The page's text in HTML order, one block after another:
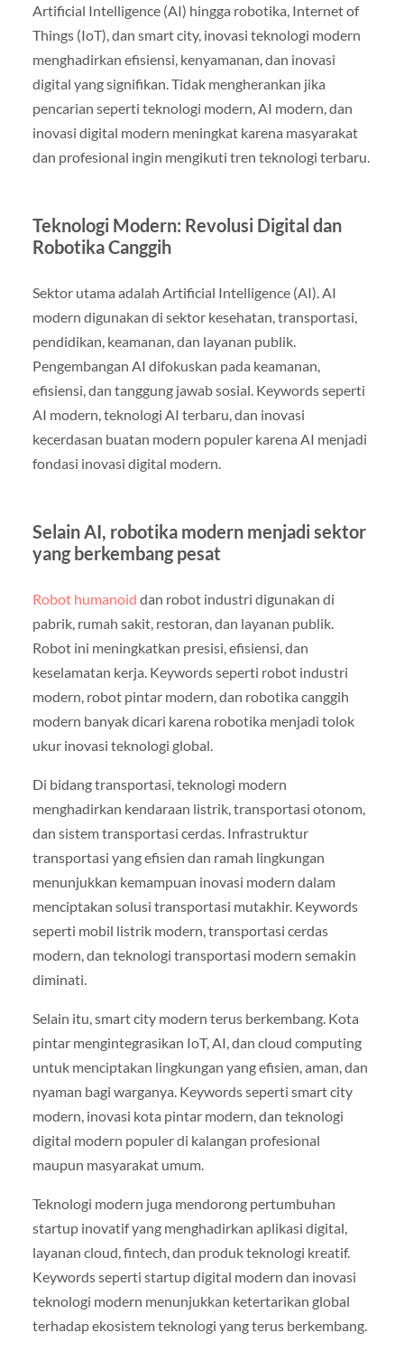
Artificial Intelligence (AI) hingga robotika, Internet of
Things (IoT), dan smart city, inovasi teknologi modern
menghadirkan efisiensi, kenyamanan, dan inovasi
digital yang signifikan. Tidak mengherankan jika
pencarian seperti teknologi modern, AI modern, dan
inovasi digital modern meningkat karena masyarakat
dan profesional ingin mengikuti tren teknologi terbaru.
Teknologi Modern: Revolusi Digital dan
Robotika Canggih
Sektor utama adalah Artificial Intelligence (AI). AI
modern digunakan di sektor kesehatan, transportasi,
pendidikan, keamanan, dan layanan publik.
Pengembangan AI difokuskan pada keamanan,
efisiensi, dan tanggung jawab sosial. Keywords seperti
AI modern, teknologi AI terbaru, dan inovasi
kecerdasan buatan modern populer karena AI menjadi
fondasi inovasi digital modern.
Selain AI, robotika modern menjadi sektor
yang berkembang pesat
Robot humanoid dan robot industri digunakan di
pabrik, rumah sakit, restoran, dan layanan publik.
Robot ini meningkatkan presisi, efisiensi, dan
keselamatan kerja. Keywords seperti robot industri
modern, robot pintar modern, dan robotika canggih
modern banyak dicari karena robotika menjadi tolok
ukur inovasi teknologi global.
Di bidang transportasi, teknologi modern
menghadirkan kendaraan listrik, transportasi otonom,
dan sistem transportasi cerdas. Infrastruktur
transportasi yang efisien dan ramah lingkungan
menunjukkan kemampuan inovasi modern dalam
menciptakan solusi transportasi mutakhir. Keywords
seperti mobil listrik modern, transportasi cerdas
modern, dan teknologi transportasi modern semakin
diminati.
Selain itu, smart city modern terus berkembang. Kota
pintar mengintegrasikan IoT, AI, dan cloud computing
untuk menciptakan lingkungan yang efisien, aman, dan
nyaman bagi warganya. Keywords seperti smart city
modern, inovasi kota pintar modern, dan teknologi
digital modern populer di kalangan profesional
maupun masyarakat umum.
Teknologi modern juga mendorong pertumbuhan
startup inovatif yang menghadirkan aplikasi digital,
layanan cloud, fintech, dan produk teknologi kreatif.
Keywords seperti startup digital modern dan inovasi
teknologi modern menunjukkan ketertarikan global
terhadap ekosistem teknologi yang terus berkembang.